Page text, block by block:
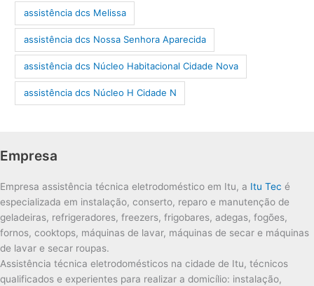
assistência dcs Melissa
assistência dcs Nossa Senhora Aparecida
assistência dcs Núcleo Habitacional Cidade Nova
assistência dcs Núcleo H Cidade N
Empresa
Empresa assistência técnica eletrodoméstico em Itu, a Itu Tec é
especializada em instalação, conserto, reparo e manutenção de
geladeiras, refrigeradores, freezers, frigobares, adegas, fogões,
fornos, cooktops, máquinas de lavar, máquinas de secar e máquinas
de lavar e secar roupas.
Assistência técnica eletrodomésticos na cidade de Itu, técnicos
qualificados e experientes para realizar a domicílio: instalação,